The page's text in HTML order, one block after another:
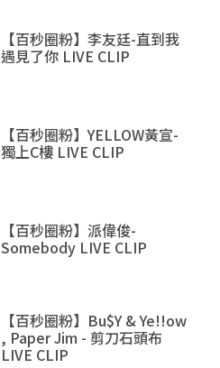
【百秒圈粉】李友廷-直到我
遇見了你 LIVE CLIP
【百秒圈粉】YELLOW黃宣-
獨上C樓 LIVE CLIP
【百秒圈粉】派偉俊-
Somebody LIVE CLIP
【百秒圈粉】Bu$Y & Ye!!ow
, Paper Jim - 剪刀石頭布
LIVE CLIP